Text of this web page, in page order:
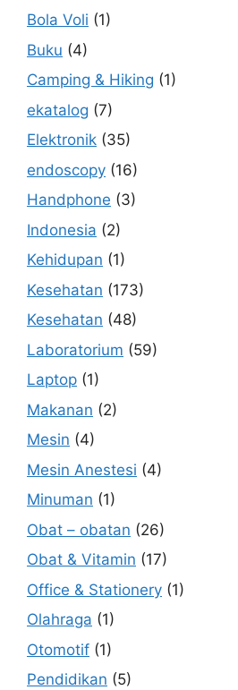
Bola Voli (1)
Buku (4)
Camping & Hiking (1)
ekatalog (7)
Elektronik (35)
endoscopy (16)
Handphone (3)
Indonesia (2)
Kehidupan (1)
Kesehatan (173)
Kesehatan (48)
Laboratorium (59)
Laptop (1)
Makanan (2)
Mesin (4)
Mesin Anestesi (4)
Minuman (1)
Obat – obatan (26)
Obat & Vitamin (17)
Office & Stationery (1)
Olahraga (1)
Otomotif (1)
Pendidikan (5)